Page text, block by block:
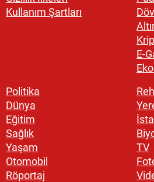
Kullanım Şartları
E-
Politika
Dünya
Eğitim
Sağlık
Yaşam
Otomobil
Röportaj
TV